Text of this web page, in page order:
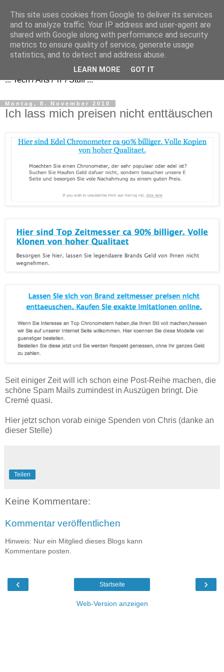
FezBook
... Tech / Arts / 'n' / Stuff ...
Montag, 8. November 2010
Ich lass mich preisen nicht enttäuschen
Seit einiger Zeit will ich schon eine Post-Reihe machen, die
schöne Spam Mails zumindest in Auszügen bringt. Die
Cremé quasi.
Hier jetzt schon vorab einige Spenden von Chris (danke an
dieser Stelle)
Teilen
Keine Kommentare:
Kommentar veröffentlichen
Hinweis: Nur ein Mitglied dieses Blogs kann
Kommentare posten.
‹ ›
Startseite
Web-Version anzeigen
This site uses cookies from Google to deliver its services
and to analyze traffic. Your IP address and user-agent are
shared with Google along with performance and security
metrics to ensure quality of service, generate usage
statistics, and to detect and address abuse.
LEARN MORE GOT IT